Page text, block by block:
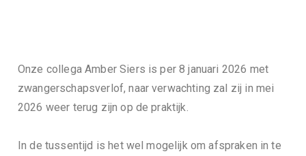
th
er
ap
Onze collega Amber Siers is per 8 januari 2026 met
zwangerschapsverlof, naar verwachting zal zij in mei
2026 weer terug zijn op de praktijk.
In de tussentijd is het wel mogelijk om afspraken in te